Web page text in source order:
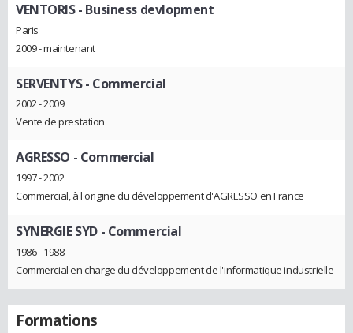
VENTORIS- Business devlopment
Paris
2009 - maintenant
SERVENTYS- Commercial
2002 - 2009
Vente de prestation
AGRESSO - Commercial
1997 - 2002
Commercial, à l'origine du développement d'AGRESSO en France
SYNERGIE SYD- Commercial
1986 - 1988
Commercial en charge du développement de l'informatique industrielle
Formations